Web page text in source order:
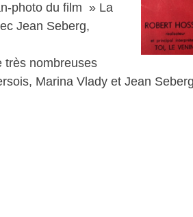
photo du film » La
Jean Seberg,
très nombreuses
Marina Vlady et Jean